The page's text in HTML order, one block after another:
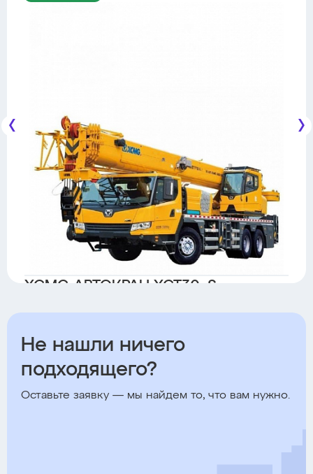
XCMG АВТОКРАН XCT30_S
Не нашли ничего
подходящего?
Оставьте заявку — мы найдем то, что вам нужно.